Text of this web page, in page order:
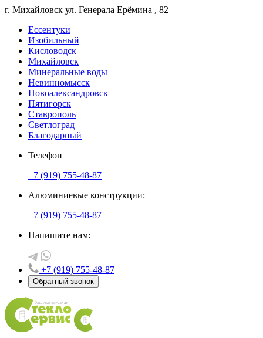
г. Михайловск ул. Генерала Ерёмина , 82
Ессентуки
Изобильный
Кисловодск
Михайловск
Минеральные воды
Невинномысск
Новоалександровск
Пятигорск
Ставрополь
Светлоград
Благодарный
Телефон
+7 (919) 755-48-87
Алюминиевые конструкции:
+7 (919) 755-48-87
Напишите нам:
+7 (919) 755-48-87
Обратный звонок